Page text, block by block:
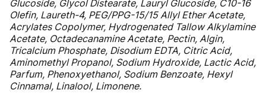
Glucoside, Glycol Distearate, Lauryl Glucoside, C10-16
Olefin, Laureth-4, PEG/PPG-15/15 Allyl Ether Acetate,
Acrylates Copolymer, Hydrogenated Tallow Alkylamine
Acetate, Octadecanamine Acetate, Pectin, Algin,
Tricalcium Phosphate, Disodium EDTA, Citric Acid,
Aminomethyl Propanol, Sodium Hydroxide, Lactic Acid,
Parfum, Phenoxyethanol, Sodium Benzoate, Hexyl
Cinnamal, Linalool, Limonene.